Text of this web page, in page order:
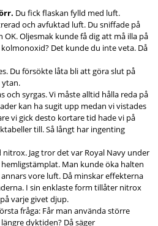
Du fick flaskan fylld med luft.
och avfuktad luft. Du sniffade på
Oljesmak kunde få dig att må illa på
Det kunde du inte veta. Då
Du försökte låta bli att göra slut på
ytan.
och syrgas. Vi måste alltid hålla reda på
kan ha sugit upp medan vi vistades
vi gick desto kortare tid hade vi på
till. Så långt har ingenting
Jag tror det var Royal Navy under
Man kunde öka halten
vore luft. Då minskar effekterna
I sin enklaste form tillåter nitrox
varje givet djup.
fråga: Får man använda större
dyktiden? Då säger